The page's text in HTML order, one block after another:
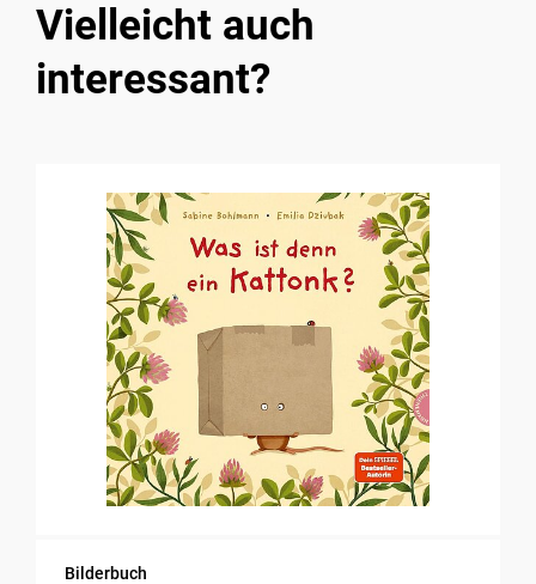
Vielleicht auch
interessant?
Bilderbuch